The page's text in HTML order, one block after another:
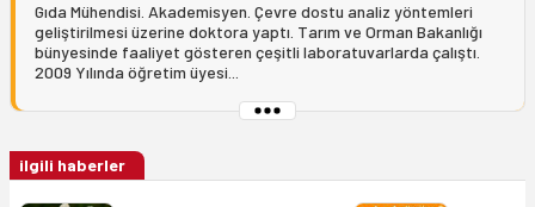
Gıda Mühendisi. Akademisyen. Çevre dostu analiz yöntemleri
geliştirilmesi üzerine doktora yaptı. Tarım ve Orman Bakanlığı
bünyesinde faaliyet gösteren çeşitli laboratuvarlarda çalıştı.
2009 Yılında öğretim üyesi...
ilgili haberler